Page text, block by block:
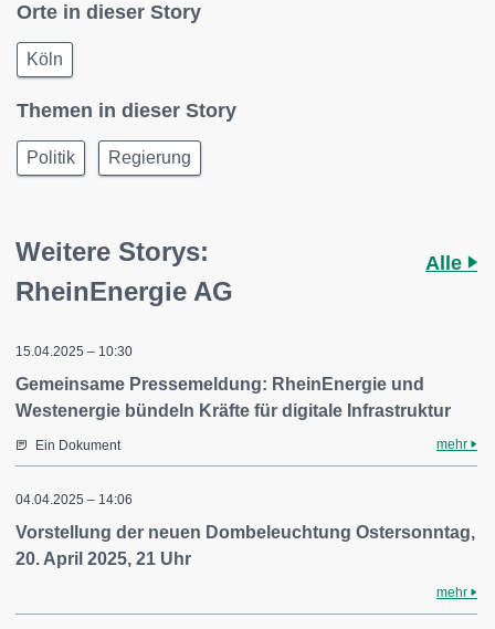
Orte in dieser Story
Köln
Themen in dieser Story
Politik Regierung
Weitere Storys:
RheinEnergie AG
Alle
15.04.2025 – 10:30
Gemeinsame Pressemeldung: RheinEnergie und
Westenergie bündeln Kräfte für digitale Infrastruktur
Ein Dokument mehr
04.04.2025 – 14:06
Vorstellung der neuen Dombeleuchtung Ostersonntag,
20. April 2025, 21 Uhr
mehr